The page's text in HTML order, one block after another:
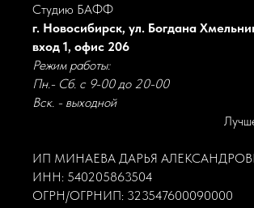
Студию БАФФ
г. Новосибирск, ул. Богдана
вход 1, офис 206
Режим работы:
Пн.- Сб. с 9-00 до 20-00
Вск. - выходной
ИП МИНАЕВА ДАРЬЯ
ИНН: 540205863504
ОГРН/ОГРНИП: 323547600090000